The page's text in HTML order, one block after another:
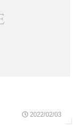
2022/02/03